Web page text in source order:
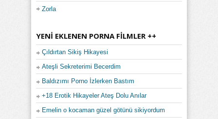
Zorla
YENI EKLENEN PORNA FILMLER ++
Çıldırtan Sikiş Hikayesi
Ateşli Sekreterimi Becerdim
Baldızımı Porno İzlerken Bastım
+18 Erotik Hikayeler Ateş Dolu Anılar
Emelin o kocaman güzel götünü sikiyordum